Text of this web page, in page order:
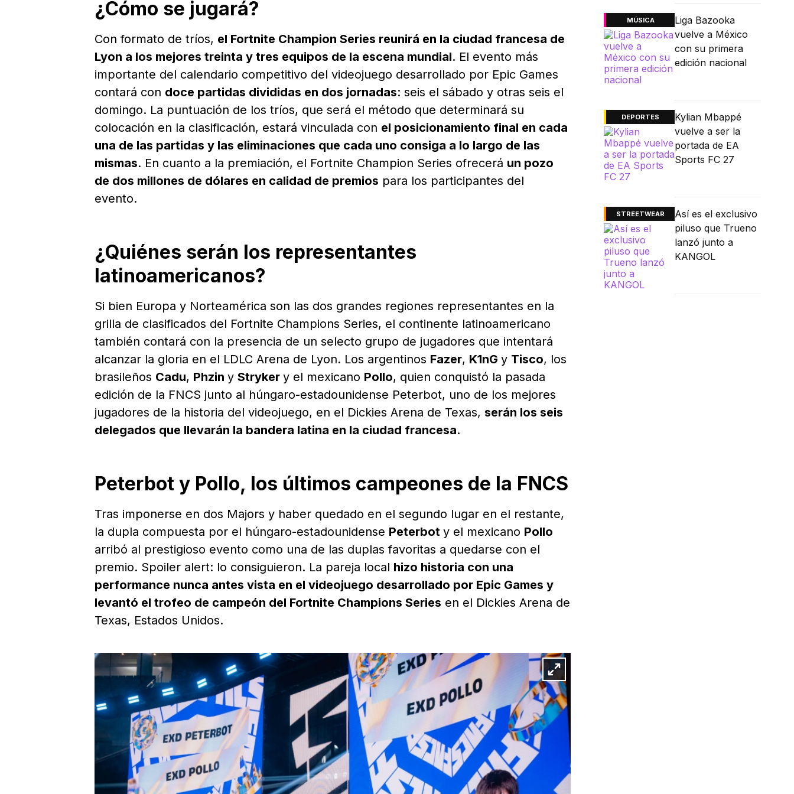
¿Cómo se jugará?
Con formato de tríos, el Fortnite Champion Series reunirá en la ciudad francesa de
Lyon a los mejores treinta y tres equipos de la escena mundial. El evento más
importante del calendario competitivo del videojuego desarrollado por Epic Games
contará con doce partidas divididas en dos jornadas: seis el sábado y otras seis el
domingo. La puntuación de los tríos, que será el método que determinará su
colocación en la clasificación, estará vinculada con el posicionamiento final en cada
una de las partidas y las eliminaciones que cada uno consiga a lo largo de las
mismas. En cuanto a la premiación, el Fortnite Champion Series ofrecerá un pozo
de dos millones de dólares en calidad de premios para los participantes del
evento.
¿Quiénes serán los representantes
latinoamericanos?
Si bien Europa y Norteamérica son las dos grandes regiones representantes en la
grilla de clasificados del Fortnite Champions Series, el continente latinoamericano
también contará con la presencia de un selecto grupo de jugadores que intentará
alcanzar la gloria en el LDLC Arena de Lyon. Los argentinos Fazer, K1nG y Tisco, los
brasileños Cadu, Phzin y Stryker y el mexicano Pollo, quien conquistó la pasada
edición de la FNCS junto al húngaro-estadounidense Peterbot, uno de los mejores
jugadores de la historia del videojuego, en el Dickies Arena de Texas, serán los seis
delegados que llevarán la bandera latina en la ciudad francesa.
Peterbot y Pollo, los últimos campeones de la FNCS
Tras imponerse en dos Majors y haber quedado en el segundo lugar en el restante,
la dupla compuesta por el húngaro-estadounidense Peterbot y el mexicano Pollo
arribó al prestigioso evento como una de las duplas favoritas a quedarse con el
premio. Spoiler alert: lo consiguieron. La pareja local hizo historia con una
performance nunca antes vista en el videojuego desarrollado por Epic Games y
levantó el trofeo de campeón del Fortnite Champions Series en el Dickies Arena de
Texas, Estados Unidos.
MÚSICA
Liga Bazooka
vuelve a México
con su primera
edición nacional
DEPORTES
Kylian Mbappé
vuelve a ser la
portada de EA
Sports FC 27
STREETWEAR
Así es el exclusivo
piluso que Trueno
lanzó junto a
KANGOL